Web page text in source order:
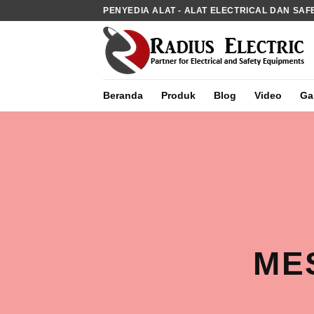
PENYEDIA ALAT - ALAT ELECTRICAL DAN
Beranda Produk Blog Video